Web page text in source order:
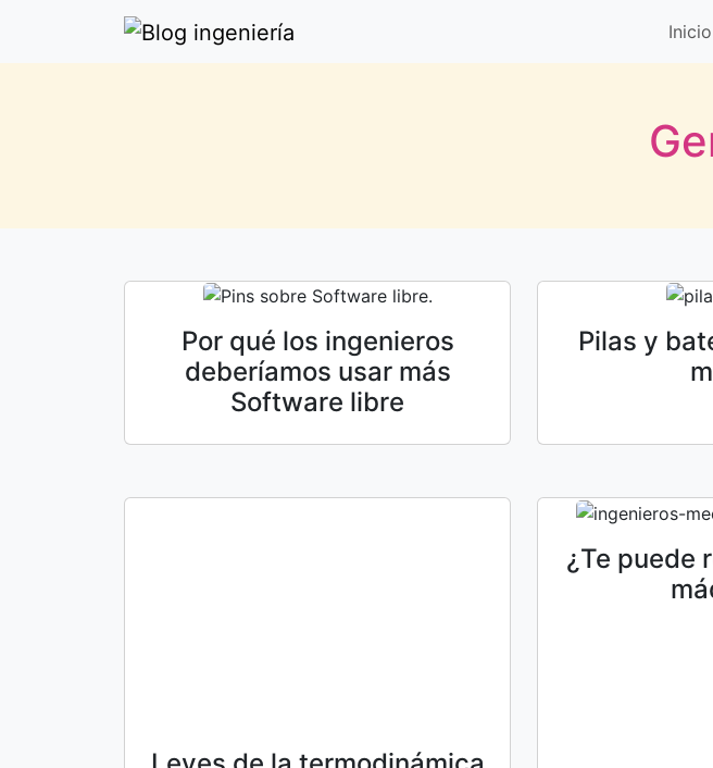
Inicio
Por qué los ingenieros
deberíamos usar más
Software libre
Pilas y
¿Te puede